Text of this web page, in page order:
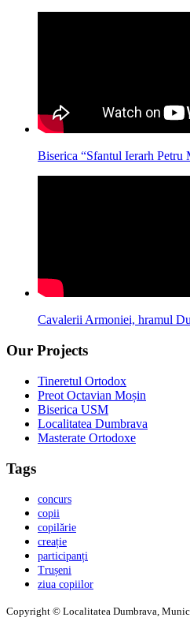
Biserica “Sfantul Ierarh
Cavalerii Armoniei, hramul
Our Projects
Tineretul Ortodox
Preot Octavian Moșin
Biserica USM
Localitatea Dumbrava
Masterate Ortodoxe
Tags
concurs
copii
copilărie
creație
participanți
Trușeni
ziua copiilor
Copyright © Localitatea Dumbrava,